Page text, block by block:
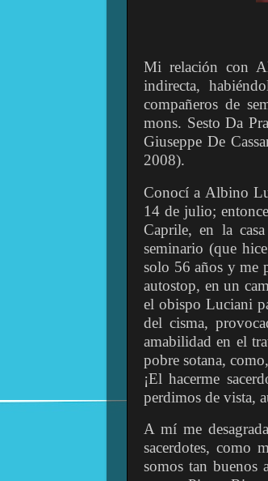
Mi relación con
indirecta,
compañeros de
mons. Sesto Da
Giuseppe De
2008).
Conocí a Albino
14 de julio;
Caprile, en la
seminario (que
solo 56 años y me
autostop, en un
el obispo Luciani
del cisma,
amabilidad en el
pobre sotana,
¡El hacerme
perdimos de vista,
A mí me
sacerdotes, como
somos tan buenos